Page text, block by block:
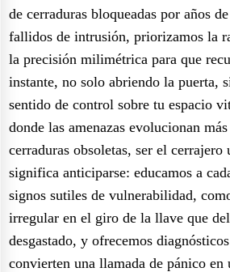
de cerraduras bloqueadas por años
fallidos de intrusión, priorizamos la
la precisión milimétrica para que
instante, no solo abriendo la puerta,
sentido de control sobre tu espacio
donde las amenazas evolucionan
cerraduras obsoletas, ser el cerrajero
significa anticiparse: educamos a
signos sutiles de vulnerabilidad,
irregular en el giro de la llave que
desgastado, y ofrecemos
convierten una llamada de pánico en